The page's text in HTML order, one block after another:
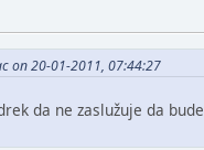
on 20-01-2011, 07:44:27
da ne zaslužuje da bude